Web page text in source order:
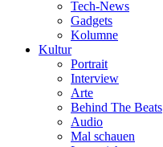
Tech-News
Gadgets
Kolumne
Kultur
Portrait
Interview
Arte
Behind The Beats
Audio
Mal schauen